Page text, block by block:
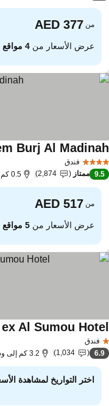
من
عرض الأسعار من4 مواقع
فندق
Burj Al
9.5 ممتاز 2,874 0.5 كم إلى وسط المدينة
من
عرض الأسعار من5 مواقع
فندق
ex Al Sumou
6.9
1,034 3.2 كم إلى وسط المدينة
اختر التواريخ لمشاهدة